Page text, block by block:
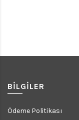
BILGILER
Ödeme Politikası